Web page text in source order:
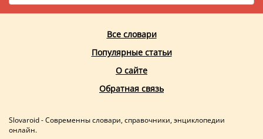
Все словари
Популярные статьи
О сайте
Обратная связь
Slovaroid - Современны словари, справочники, энциклопедии
онлайн.